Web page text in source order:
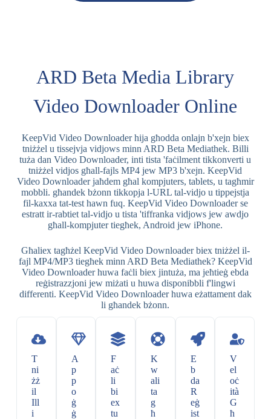
ARD Beta Media Library
Video Downloader Online
KeepVid Video Downloader hija għodda onlajn b'xejn biex
tniżżel u tissejvja vidjows minn ARD Beta Mediathek. Billi
tuża dan Video Downloader, inti tista 'faċilment tikkonverti u
tniżżel vidjos għall-fajls MP4 jew MP3 b'xejn. KeepVid
Video Downloader jaħdem għal kompjuters, tablets, u tagħmir
mobbli. għandek bżonn tikkopja l-URL tal-vidjo u tippejstja
fil-kaxxa tat-test hawn fuq. KeepVid Video Downloader se
estratt ir-rabtiet tal-vidjo u tista 'tiffranka vidjows jew awdjo
għall-kompjuter tiegħek, Android jew iPhone.
Għaliex tagħżel KeepVid Video Downloader biex tniżżel il-
fajl MP4/MP3 tiegħek minn ARD Beta Mediathek? KeepVid
Video Downloader huwa faċli biex jintuża, ma jeħtieġ ebda
reġistrazzjoni jew miżati u huwa disponibbli f'lingwi
differenti. KeepVid Video Downloader huwa eżattament dak
li għandek bżonn.
T
ni
żż
il
Ill
i
A
p
p
o
ġ
ġ
F
aċ
li
bi
ex
tu
K
w
ali
ta
g
ħ
E
b
da
R
eġ
ist
V
el
oċ
ità
G
ħ